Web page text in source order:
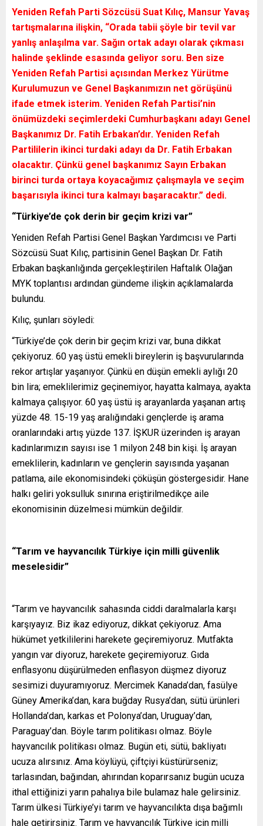
Yeniden Refah Parti Sözcüsü Suat Kılıç, Mansur Yavaş
tartışmalarına ilişkin, “Orada tabii şöyle bir tevil var
yanlış anlaşılma var. Sağın ortak adayı olarak çıkması
halinde şeklinde esasında geliyor soru. Ben size
Yeniden Refah Partisi açısından Merkez Yürütme
Kurulumuzun ve Genel Başkanımızın net görüşünü
ifade etmek isterim. Yeniden Refah Partisi’nin
önümüzdeki seçimlerdeki Cumhurbaşkanı adayı Genel
Başkanımız Dr. Fatih Erbakan’dır. Yeniden Refah
Partililerin ikinci turdaki adayı da Dr. Fatih Erbakan
olacaktır. Çünkü genel başkanımız Sayın Erbakan
birinci turda ortaya koyacağımız çalışmayla ve seçim
başarısıyla ikinci tura kalmayı başaracaktır.” dedi.
“Türkiye’de çok derin bir geçim krizi var”
Yeniden Refah Partisi Genel Başkan Yardımcısı ve Parti
Sözcüsü Suat Kılıç, partisinin Genel Başkan Dr. Fatih
Erbakan başkanlığında gerçekleştirilen Haftalık Olağan
MYK toplantısı ardından gündeme ilişkin açıklamalarda
bulundu.
Kılıç, şunları söyledi:
“Türkiye’de çok derin bir geçim krizi var, buna dikkat
çekiyoruz. 60 yaş üstü emekli bireylerin iş başvurularında
rekor artışlar yaşanıyor. Çünkü en düşün emekli aylığı 20
bin lira; emeklilerimiz geçinemiyor, hayatta kalmaya, ayakta
kalmaya çalışıyor. 60 yaş üstü iş arayanlarda yaşanan artış
yüzde 48. 15-19 yaş aralığındaki gençlerde iş arama
oranlarındaki artış yüzde 137. İŞKUR üzerinden iş arayan
kadınlarımızın sayısı ise 1 milyon 248 bin kişi. İş arayan
emeklilerin, kadınların ve gençlerin sayısında yaşanan
patlama, aile ekonomisindeki çöküşün göstergesidir. Hane
halkı geliri yoksulluk sınırına eriştirilmedikçe aile
ekonomisinin düzelmesi mümkün değildir.
“Tarım ve hayvancılık Türkiye için milli güvenlik
meselesidir”
“Tarım ve hayvancılık sahasında ciddi daralmalarla karşı
karşıyayız. Biz ikaz ediyoruz, dikkat çekiyoruz. Ama
hükümet yetkililerini harekete geçiremiyoruz. Mutfakta
yangın var diyoruz, harekete geçiremiyoruz. Gıda
enflasyonu düşürülmeden enflasyon düşmez diyoruz
sesimizi duyuramıyoruz. Mercimek Kanada’dan, fasülye
Güney Amerika’dan, kara buğday Rusya’dan, sütü ürünleri
Hollanda’dan, karkas et Polonya’dan, Uruguay’dan,
Paraguay’dan. Böyle tarım politikası olmaz. Böyle
hayvancılık politikası olmaz. Bugün eti, sütü, bakliyatı
ucuza alırsınız. Ama köylüyü, çiftçiyi küstürürseniz;
tarlasından, bağından, ahırından koparırsanız bugün ucuza
ithal ettiğinizi yarın pahalıya bile bulamaz hale gelirsiniz.
Tarım ülkesi Türkiye’yi tarım ve hayvancılıkta dışa bağımlı
hale getirirsiniz. Tarım ve hayvancılık Türkiye için milli